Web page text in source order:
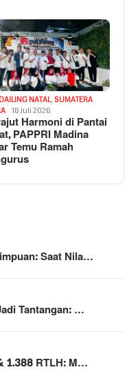
NATAL, SUMATERA
18 Juli 2026
Harmoni di Pantai
PAPPRI Madina
Temu Ramah
Saat Nila…
Tantangan: …
1.388 RTLH: M…